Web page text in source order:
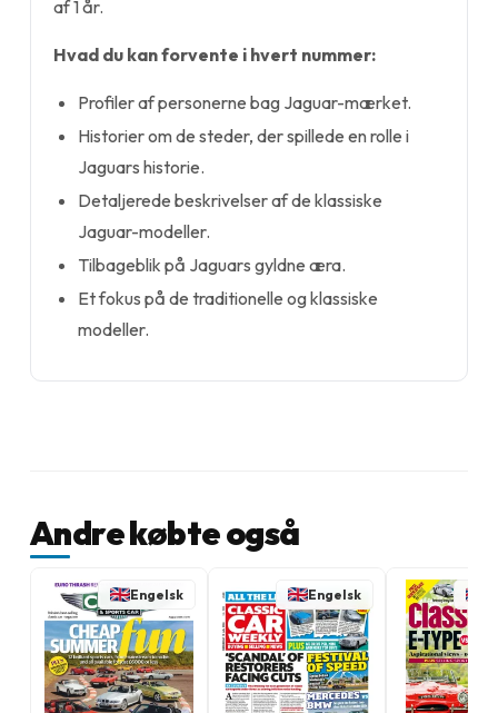
af 1 år.
Hvad du kan forvente i hvert nummer:
Profiler af personerne bag Jaguar-mærket.
Historier om de steder, der spillede en rolle i
Jaguars historie.
Detaljerede beskrivelser af de klassiske
Jaguar-modeller.
Tilbageblik på Jaguars gyldne æra.
Et fokus på de traditionelle og klassiske
modeller.
Andre købte også
Engelsk Engelsk